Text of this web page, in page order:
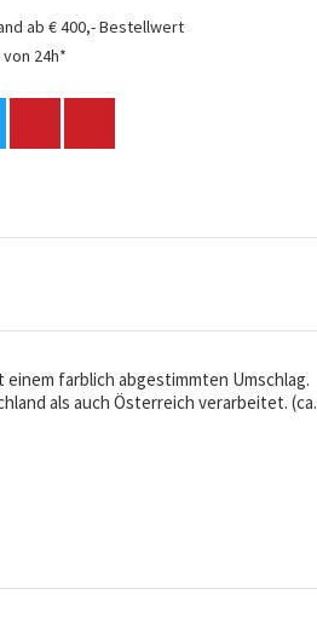
ab € 400,- Bestellwert
24h*
farblich abgestimmten Umschlag.
als auch Österreich verarbeitet. (ca.